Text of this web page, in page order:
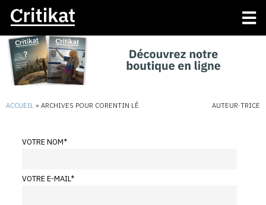
ACCUEIL » ARCHIVES POUR CORENTIN LÊ AUTEUR·TRICE
VOTRE NOM*
VOTRE E-MAIL*